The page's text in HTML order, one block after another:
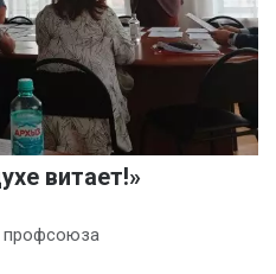
витает!»
профсоюза